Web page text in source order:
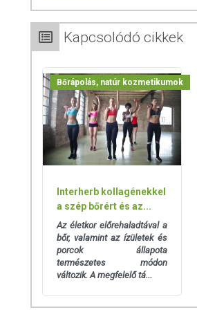
*Az ördögcsáklya másodlagos
harpagozid tartalomra beállítva.
Nettó tömeg: 17 g
Minőségét megőrzi: Lásd a
Tárolás: Száraz helyen, hőtől,
Magyarországon forgalmazza:
Származási hely: EU
Az oldalunkon lévő adatokat
legyenek. Szeretnénk felhívni
adatok (beleértve a
tájékoztató jellegűek, a tényleges
friss, aktuális információkat a
Kapcsolódó cikkek
Bőrápolás, natúr kozmetikumok
Interherb kollagénekkel
a szép bőrért és az...
Az életkor előrehaladtával a
bőr, valamint az ízületek és
porcok állapota
természetes módon
változik. A megfelelő tá...